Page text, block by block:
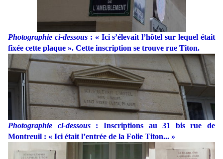
Photographie ci-dessous: « Ici s’élevait l’hôtel sur lequel était
fixée cette plaque ». Cette inscription se trouve rue Titon.
Photographie ci-dessous: Inscriptions au 31 bis rue de
Montreuil : « Ici était l’entrée de la Folie Titon... »